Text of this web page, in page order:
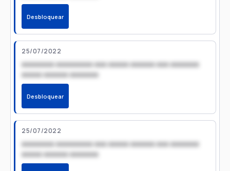
Desbloquear
25/07/2022
xxxxxxxx xxxxxxxxx xxx xxxxx xxxxxx xxx xxxxxxx
xxxxx xxxxxx xxxxxxx
Desbloquear
25/07/2022
xxxxxxxx xxxxxxxxx xxx xxxxx xxxxxx xxx xxxxxxx
xxxxx xxxxxx xxxxxxx